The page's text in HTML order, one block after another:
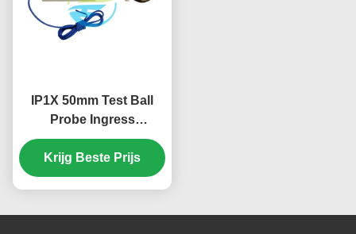
IP1X 50mm Test Ball
Probe Ingress
Protection Test
Equipment HT-I01T
Ingress Protection
4208 Standard
Krijg Beste Prijs